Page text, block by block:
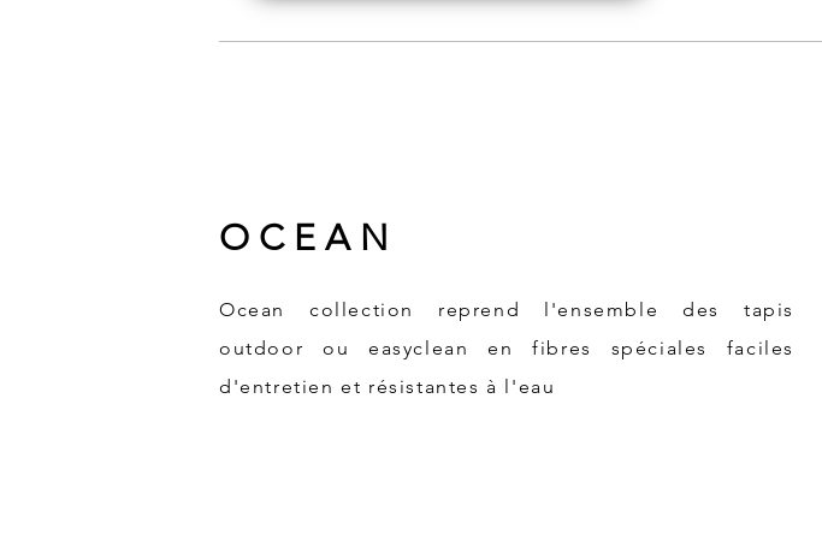
O C E A N
Ocean collection reprend l'ensemble des tapis
outdoor ou easyclean en fibres spéciales faciles
d'entretien et résistantes à l'eau